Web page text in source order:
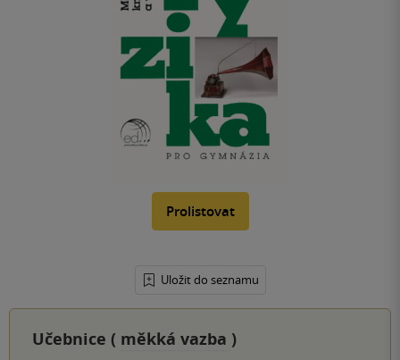
Prolistovat
Uložit do seznamu
Učebnice ( měkká vazba )